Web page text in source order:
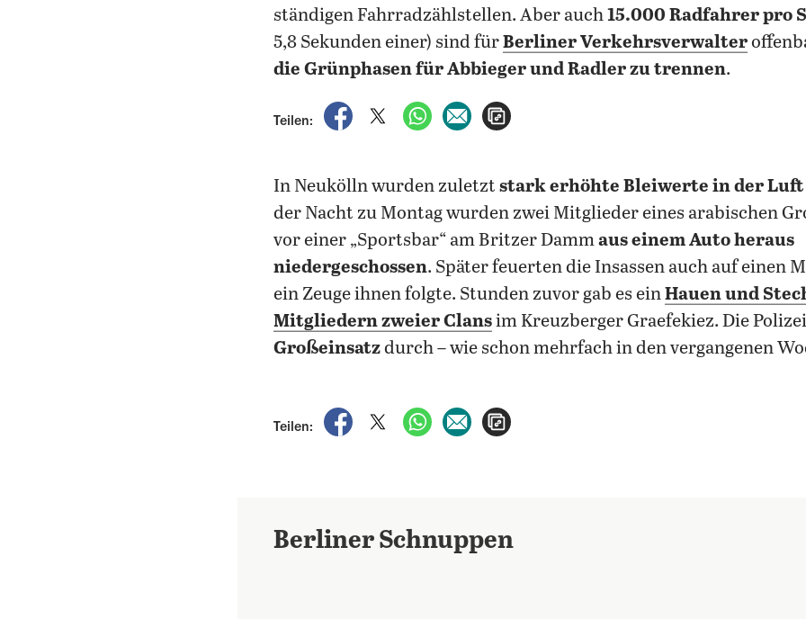
ständigen Fahrradzählstellen. Aber auch15.000 Radfahrer pro
5,8 Sekunden einer) sind fürBerliner Verkehrsverwalter
die Grünphasen für Abbieger und Radler zu trennen.
Teilen:
auf Facebook teilen
auf X teilenper WhatsApp teilen
per E-Mail teilen
In Neukölln wurden zuletzt stark erhöhte Bleiwerte in der Luft
der Nacht zu Montag wurden zwei Mitglieder eines arabischen
vor einer „Sportsbar“ am Britzer Dammaus einem Auto heraus
niedergeschossen. Später feuerten die Insassen auch auf einen
ein Zeuge ihnen folgte. Stunden zuvor gab es einHauen und
Mitgliedern zweier Clansim Kreuzberger Graefekiez. Die
Großeinsatzdurch – wie schon mehrfach in den vergangenen
Teilen:
auf Facebook teilen
auf X teilenper WhatsApp teilen
per E-Mail teilen
Berliner Schnuppen